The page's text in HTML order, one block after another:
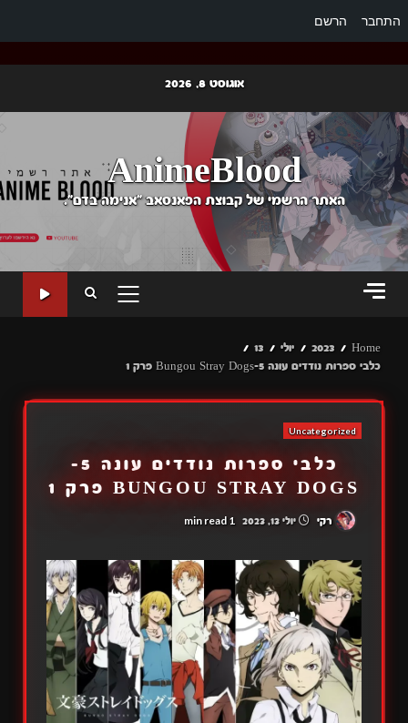
התחבר הרשם
content
אוגוסט 8, 2026
AnimeBlood
האתר הרשמי של קבוצת הפאנסאב "אנימה בדם".
PRIMARY
Home
2023 יולי
13
כלבי ספרות נודדים עונה 5-Bungou Stray Dogs פרק 1
Uncategorized
כלבי ספרות נודדים עונה 5-
BUNGOU STRAY DOGS פרק 1
רקי יולי 13, 2023 1 min read